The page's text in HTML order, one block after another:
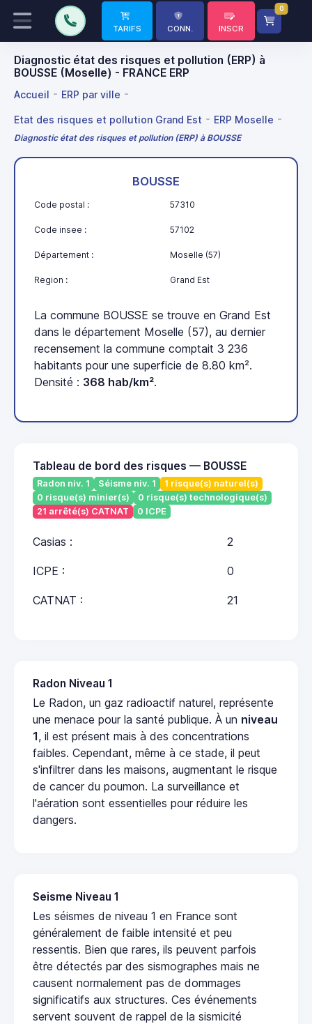
TARIFS CONN. INSCR
0
Diagnostic état des risques et pollution (ERP) à
BOUSSE (Moselle) - FRANCE ERP
Accueil ERP par ville
Etat des risques et pollution Grand Est ERP Moselle
Diagnostic état des risques et pollution (ERP) à BOUSSE
BOUSSE
Code postal : 57310
Code insee : 57102
Département : Moselle (57)
Region : Grand Est
La commune BOUSSE se trouve en Grand Est
dans le département Moselle (57), au dernier
recensement la commune comptait 3 236
habitants pour une superficie de 8.80 km².
Densité : 368 hab/km².
Tableau de bord des risques — BOUSSE
Radon niv. 1 Séisme niv. 1
1 risque(s) naturel(s)
0 risque(s) minier(s)
0 risque(s) technologique(s)
21 arrêté(s) CATNAT
0 ICPE
Casias : 2
ICPE : 0
CATNAT : 21
Radon Niveau 1
Le Radon, un gaz radioactif naturel, représente
une menace pour la santé publique. À un niveau
1, il est présent mais à des concentrations
faibles. Cependant, même à ce stade, il peut
s'infiltrer dans les maisons, augmentant le risque
de cancer du poumon. La surveillance et
l'aération sont essentielles pour réduire les
dangers.
Seisme Niveau 1
Les séismes de niveau 1 en France sont
généralement de faible intensité et peu
ressentis. Bien que rares, ils peuvent parfois
être détectés par des sismographes mais ne
causent normalement pas de dommages
significatifs aux structures. Ces événements
servent souvent de rappel de la sismicité